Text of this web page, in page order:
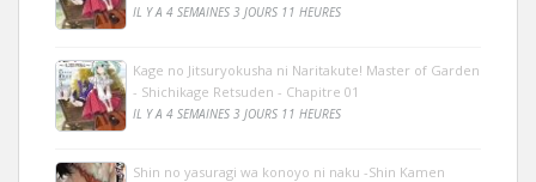
IL Y A 4 SEMAINES 3 JOURS 11 HEURES
Kage no Jitsuryokusha ni Naritakute! Master of Garden
- Shichikage Retsuden - Chapitre 01
IL Y A 4 SEMAINES 3 JOURS 11 HEURES
Shin no yasuragi wa konoyo ni naku -Shin Kamen